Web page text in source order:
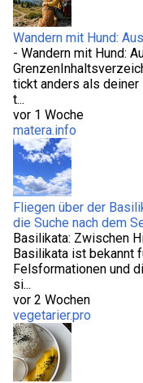
Murgia Materana
Nachkrieg Italien
Naturerlebnis
Naturschutz Basilicata
nichtraucher werden
Olivenöl Basilikata
Outdoor-Aktivitäten
pasta
Petrichor
Polpette vegetariane
rauchen aufhören
raucherentwöhnung
Regen-Geruch
Wandern mit Hund:
- Wandern mit Hund:
tickt anders als deiner
t...
vor 1 Woche
matera.info
Fliegen über der
die Suche nach dem
Basilikata: Zwischen
Basilikata ist bekannt
Felsformationen und
si...
vor 2 Wochen
vegetarier.pro